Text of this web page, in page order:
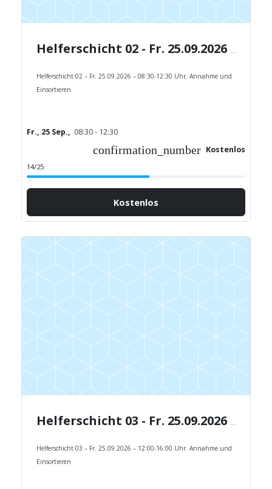
Helferschicht 02 – Fr. 25.09.2026 – 08:30-12:30 Uhr. Annahme und
Einsortieren
Fr., 25 Sep., 08:30 - 12:30
confirmation_number Kostenlos
14/25
Kostenlos
Helferschicht 03 – Fr. 25.09.2026 – 12:00-16:00 Uhr. Annahme und
Einsortieren